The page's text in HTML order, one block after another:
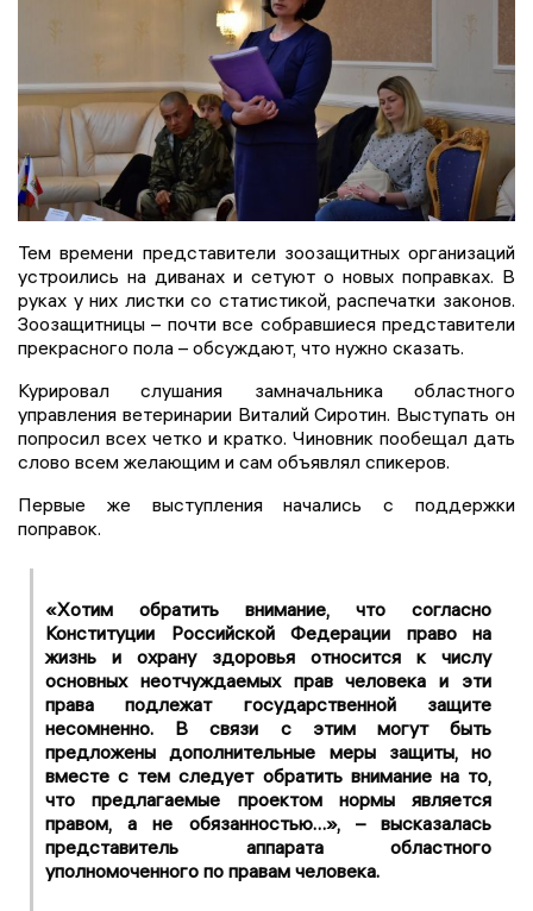
Тем времени представители зоозащитных организаций
устроились на диванах и сетуют о новых поправках. В
руках у них листки со статистикой, распечатки законов.
Зоозащитницы – почти все собравшиеся представители
прекрасного пола – обсуждают, что нужно сказать.
Курировал слушания замначальника областного
управления ветеринарии Виталий Сиротин. Выступать он
попросил всех четко и кратко. Чиновник пообещал дать
слово всем желающим и сам объявлял спикеров.
Первые же выступления начались с поддержки
поправок.
«Хотим обратить внимание, что согласно
Конституции Российской Федерации право на
жизнь и охрану здоровья относится к числу
основных неотчуждаемых прав человека и эти
права подлежат государственной защите
несомненно. В связи с этим могут быть
предложены дополнительные меры защиты, но
вместе с тем следует обратить внимание на то,
что предлагаемые проектом нормы является
правом, а не обязанностью…», – высказалась
представитель аппарата областного
уполномоченного по правам человека.